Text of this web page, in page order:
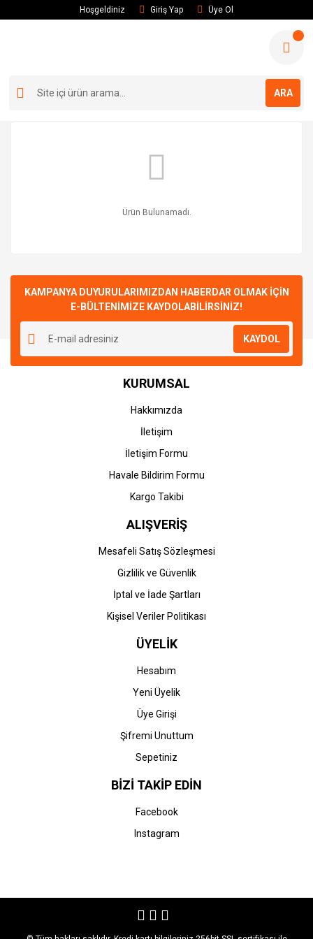
Hoşgeldiniz Giriş Yap Üye Ol
ARA
Ürün Bulunamadı.
KAMPANYA DUYURULARIMIZDAN HABERDAR OLMAK İÇİN
E-BÜLTENİMİZE KAYDOLABİLİRSİNİZ!
KAYDOL
KURUMSAL
Hakkımızda
İletişim
İletişim Formu
Havale Bildirim Formu
Kargo Takibi
ALIŞVERİŞ
Mesafeli Satış Sözleşmesi
Gizlilik ve Güvenlik
İptal ve İade Şartları
Kişisel Veriler Politikası
ÜYELİK
Hesabım
Yeni Üyelik
Üye Girişi
Şifremi Unuttum
Sepetiniz
BİZİ TAKİP EDİN
Facebook
Instagram